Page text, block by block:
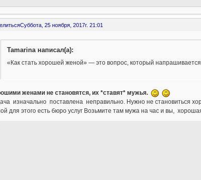
Суббота, 25 ноября, 2017г. 21:01
Tamarina написал(а):
«Как стать хорошей женой» — это вопрос, который
женами не становятся, их *ставят* мужья.
изначально поставлена неправильно. Нужно не становиться
для этого есть бюро услуг Возьмите там мужа на час и вы,